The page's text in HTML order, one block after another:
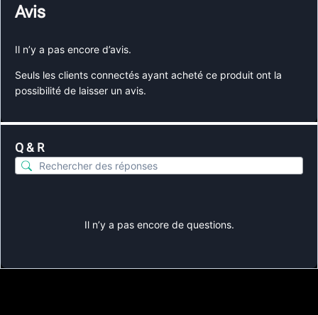
Avis
Il n’y a pas encore d’avis.
Seuls les clients connectés ayant acheté ce produit ont la
possibilité de laisser un avis.
Q & R
Il n’y a pas encore de questions.